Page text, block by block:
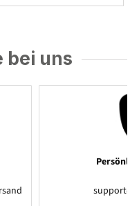
bei uns